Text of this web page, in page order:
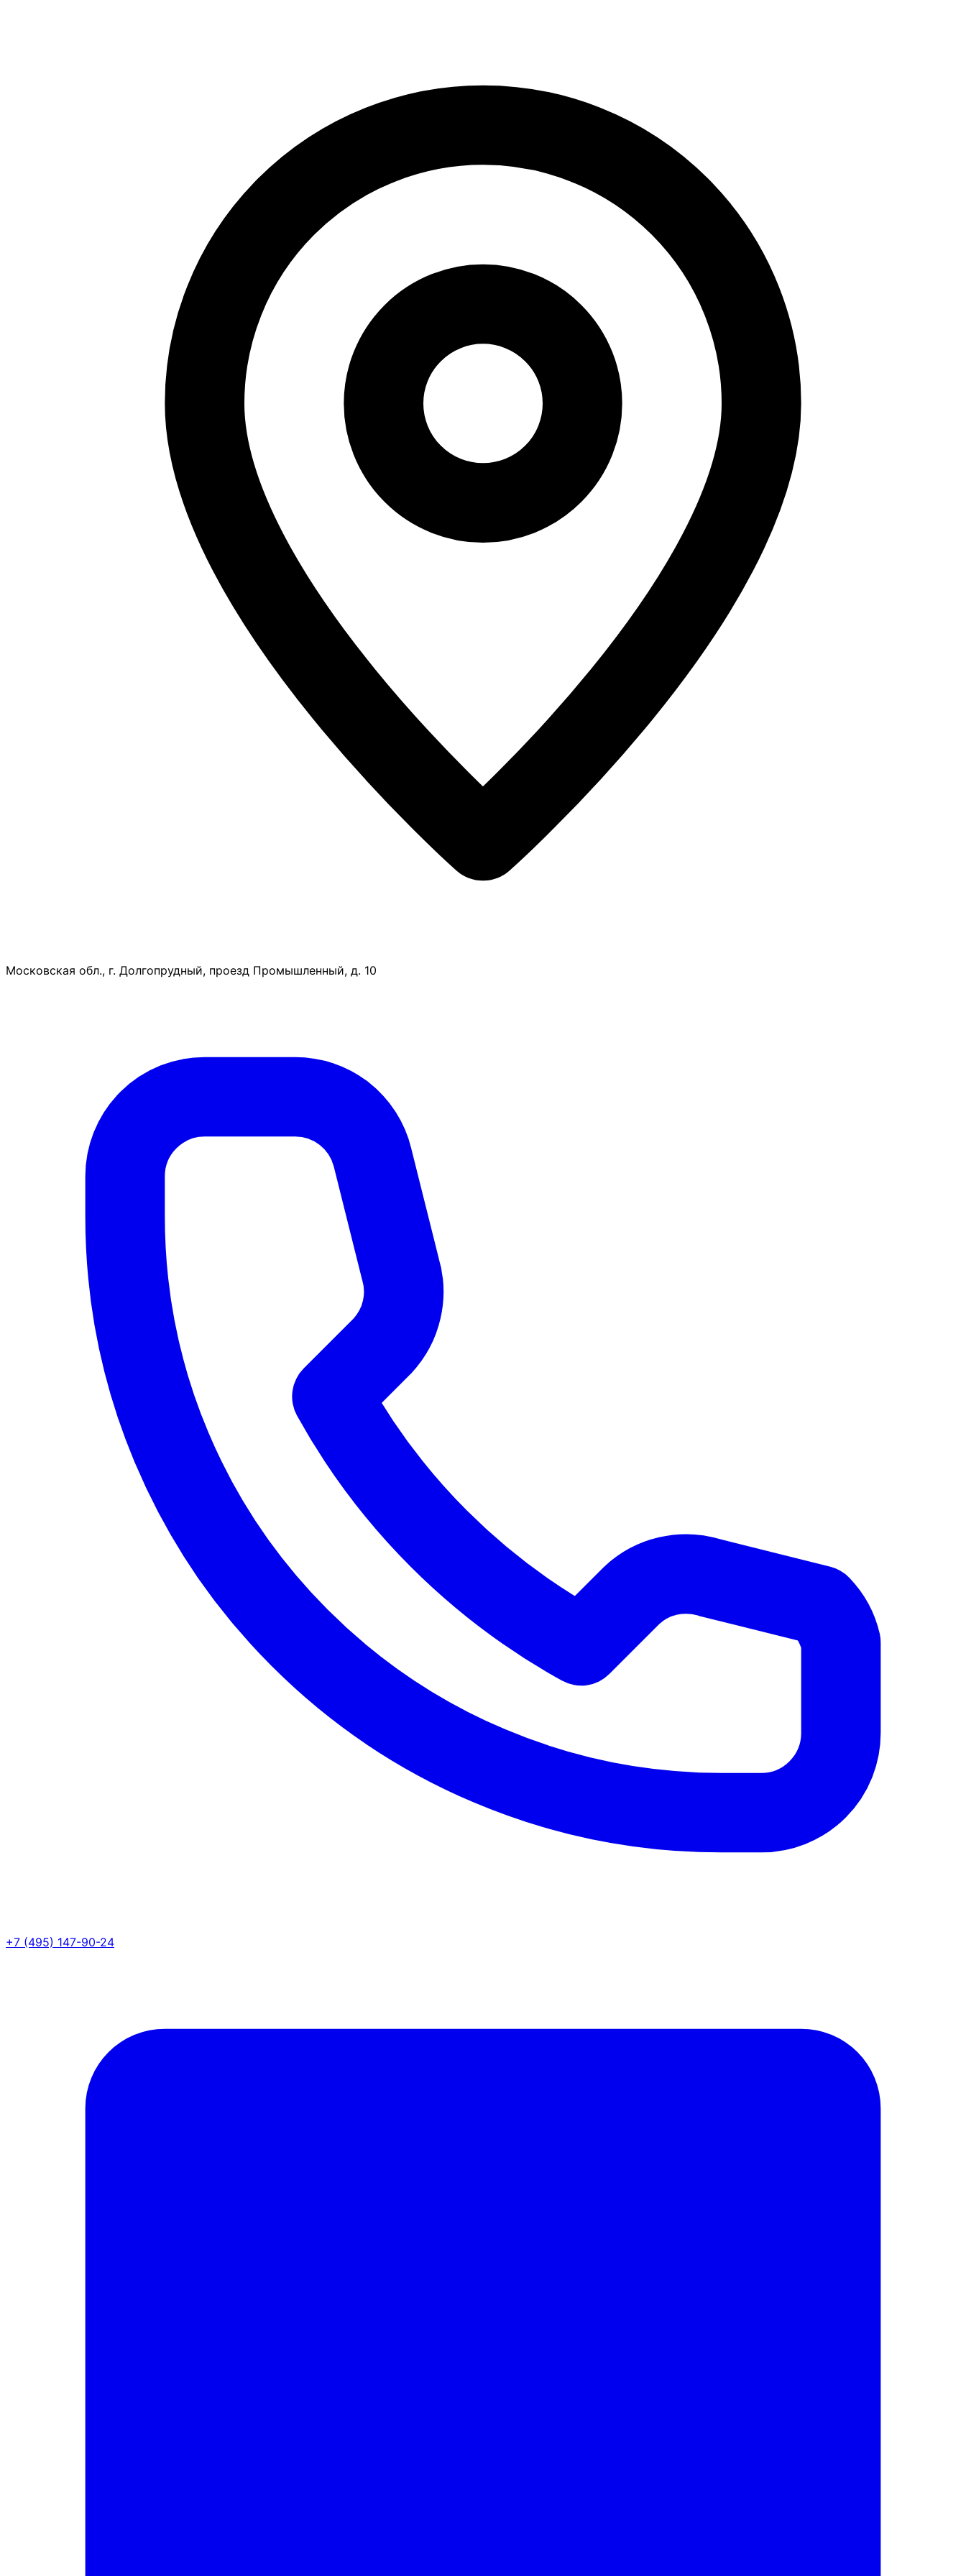
Московская обл., г. Долгопрудный, проезд Промышленный, д. 10
+7 (495) 147-90-24